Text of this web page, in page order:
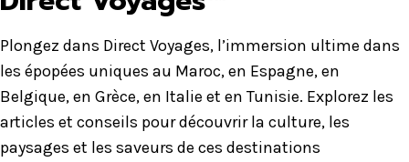
Plongez dans Direct Voyages, l’immersion ultime dans
les épopées uniques au Maroc, en Espagne, en
Belgique, en Grèce, en Italie et en Tunisie. Explorez les
articles et conseils pour découvrir la culture, les
paysages et les saveurs de ces destinations